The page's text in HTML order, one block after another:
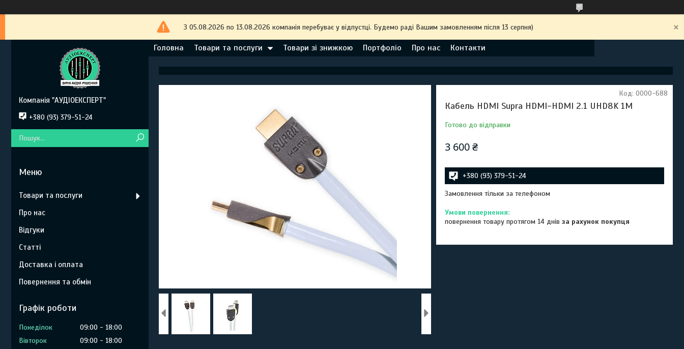
З 05.08.2026 по 13.08.2026 компанія перебуває у відпустці. Будемо раді Вашим замовленням після 13 серпня)
Головна Товари та послуги Товари зі знижкою Портфоліо Про нас Контакти
Кабель HDMI Supra HDMI-HDMI 2.1 UHD8K 1M
Готово до відправки
Код: 0000-688
3 600 ₴
+380 (93) 379-51-24
Замовлення тільки за телефоном
повернення товару протягом 14 днівза рахунок покупця
Компанія "АУДІОЕКСПЕРТ"
+380 (93) 379-51-24
Товари та послуги
Про нас
Відгуки
Статті
Доставка і оплата
Повернення та обмін
Графік роботи
Понеділок 09:00
18:00
Вівторок
09:00
18:00